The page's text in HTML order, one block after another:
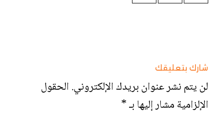
شارك بتعليقك
لن يتم نشر عنوان بريدك الإلكتروني.الحقول
الإلزامية مشار إليها بـ*